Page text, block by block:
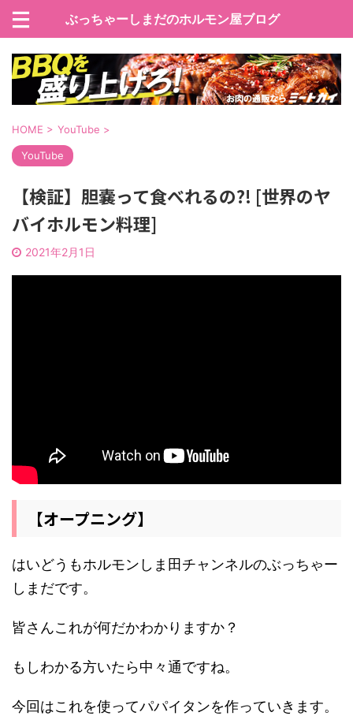
ぶっちゃーしまだのホルモン屋ブログ
HOME > YouTube >
YouTube
【検証】胆嚢って食べれるの?! [世界のヤ
バイホルモン料理]
2021年2月1日
【オープニング】
はいどうもホルモンしま田チャンネルのぶっちゃー
しまだです。
皆さんこれが何だかわかりますか？
もしわかる方いたら中々通ですね。
今回はこれを使ってパパイタンを作っていきます。